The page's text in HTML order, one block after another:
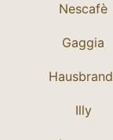
Nescafè
Gaggia
Illy